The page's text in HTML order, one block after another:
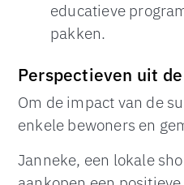
educatieve
pakken.
Perspectieven uit
Om de impact van de
enkele bewoners en
Janneke, een lokale